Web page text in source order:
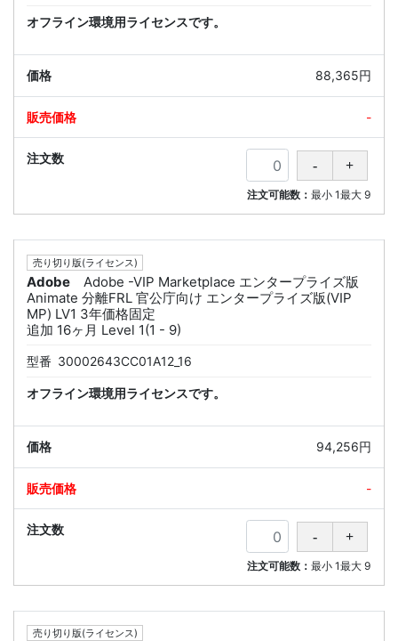
オフライン環境用ライセンスです。
88,365円
-
注文可能数：最小 1最大 9
売り切り版(ライセンス)
Adobe
Adobe -VIP Marketplace エンタープライズ版
Animate 分離FRL 官公庁向け エンタープライズ版(VIP
MP) LV1 3年価格固定
追加 16ヶ月 Level 1(1 - 9)
型番 30002643CC01A12_16
オフライン環境用ライセンスです。
94,256円
-
注文可能数：最小 1最大 9
売り切り版(ライセンス)